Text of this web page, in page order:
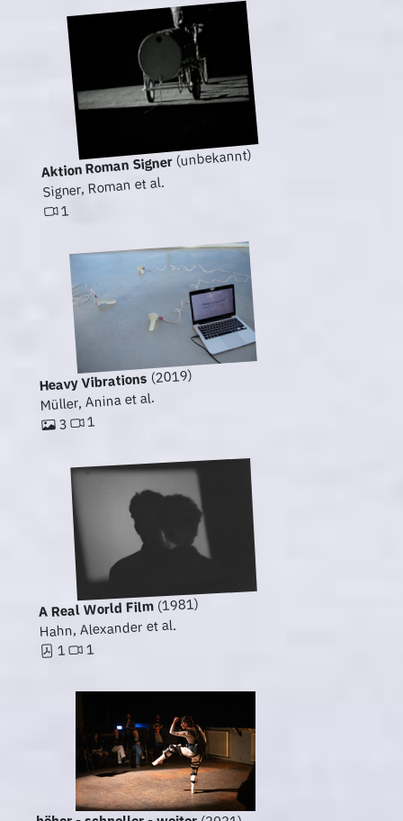
Aktion Roman Signer(unbekannt)
Signer, Roman et al.
1
Heavy Vibrations (2019)
Müller, Anina et al.
3 1
A Real World Film(1981)
Hahn, Alexander et al.
1 1